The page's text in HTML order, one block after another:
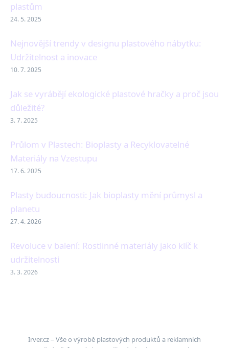
plastům
24. 5. 2025
Nejnovější trendy v designu plastového nábytku:
Udržitelnost a inovace
10. 7. 2025
Jak se vyrábějí ekologické plastové hračky a proč jsou
důležité?
3. 7. 2025
Průlom v Plastech: Bioplasty a Recyklovatelné
Materiály na Vzestupu
17. 6. 2025
Plasty budoucnosti: Jak bioplasty mění průmysl a
planetu
27. 4. 2026
Revoluce v balení: Rostlinné materiály jako klíč k
udržitelnosti
3. 3. 2026
Irver.cz – Vše o výrobě plastových produktů a reklamních